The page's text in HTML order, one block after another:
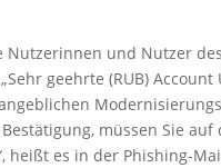
Nutzerinnen und Nutzer
geehrte (RUB)
müssen Sie
heißt es in der Phishing-